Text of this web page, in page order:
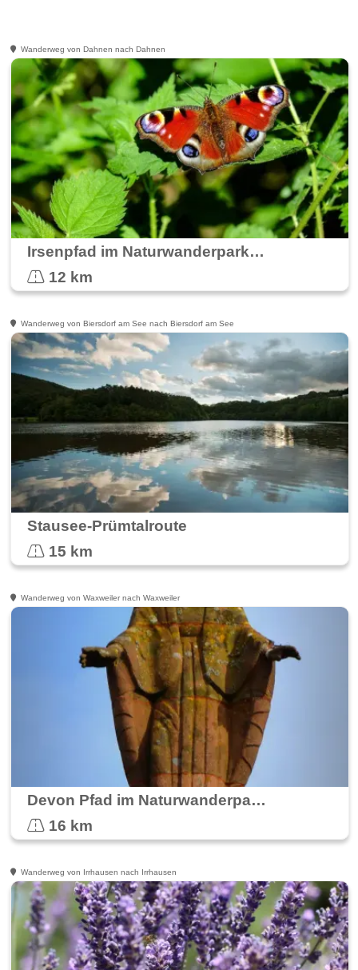
Wanderweg von Dahnen nach Dahnen
Irsenpfad im Naturwanderpark Delux
12 km
Wanderweg von Biersdorf am See nach Biersdorf am See
Stausee-Prümtalroute
15 km
Wanderweg von Waxweiler nach Waxweiler
Devon Pfad im Naturwanderpark Delux
16 km
Wanderweg von Irrhausen nach Irrhausen